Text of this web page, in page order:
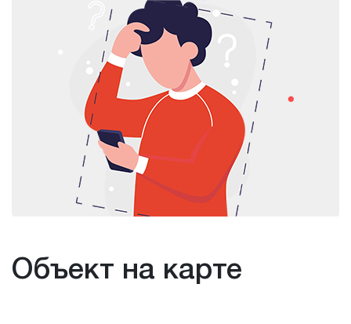
Объект на карте